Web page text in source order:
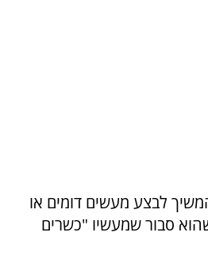
לבצע מעשים דומים או
סבור שמעשיו "כשרים